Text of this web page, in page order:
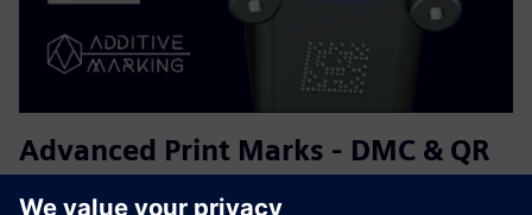
Advanced Print Marks - DMC & QR